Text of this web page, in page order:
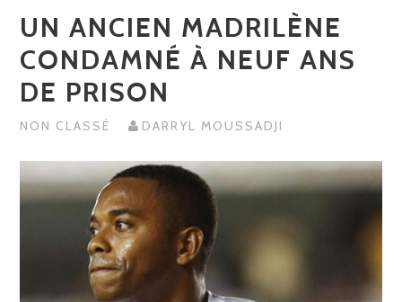
UN ANCIEN MADRILÈNE
CONDAMNÉ À NEUF ANS
DE PRISON
NON CLASSÉ DARRYL MOUSSADJI